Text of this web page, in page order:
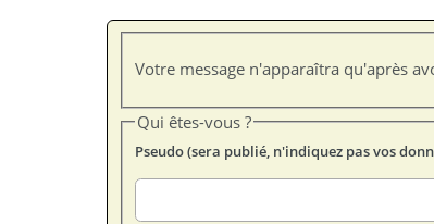
Votre message n'apparaîtra qu'après
Qui êtes-vous ?
Pseudo (sera publié, n'indiquez pas vos